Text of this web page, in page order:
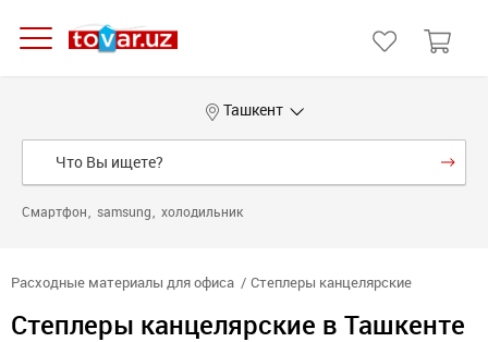
Ташкент
Смартфон samsung холодильник
Расходные материалы для офиса Степлеры канцелярские
Степлеры канцелярские в Ташкенте